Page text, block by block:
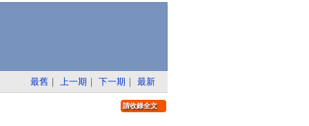
最舊 ｜ 上一期 ｜ 下一期 ｜ 最新
請收錄全文